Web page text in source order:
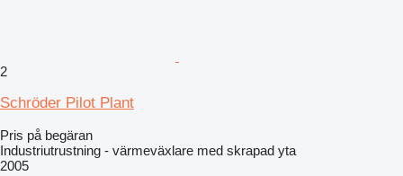
2
Schröder Pilot Plant
Pris på begäran
Industriutrustning - värmeväxlare med skrapad yta
2005